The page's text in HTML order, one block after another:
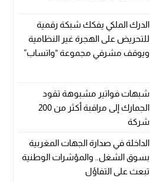
الدرك الملكي يفكك شبكة رقمية
للتحريض على الهجرة غير النظامية
ويوقف مشرفي مجموعة “واتساب”
شبهات فواتير مشبوهة تقود
الجمارك إلى مراقبة أكثر من 200
شركة
الداخلة في صدارة الجهات المغربية
بسوق الشغل.. والمؤشرات الوطنية
تبعث على التفاؤل